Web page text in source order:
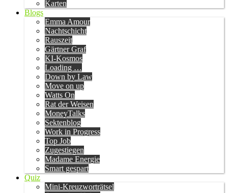
Karten
Blogs
Emma Amour
Nachtschicht
Rauszeit
Gärtner Graf
KI-Kosmos
Loading …
Down by Law
Move on up
Watts On
Rat der Weisen
MoneyTalks
Sektenblog
Work in Progress
Top Job
Zugestiegen
Madame Energie
Smart gespart
Quiz
Mini-Kreuzworträtsel